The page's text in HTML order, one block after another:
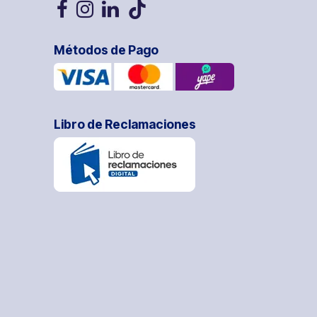
Métodos de Pago
Libro de Reclamaciones